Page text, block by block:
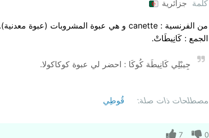
كلمة جزائرية
من الفرنسية : canette و هي عبوة المشروبات (عبوة معدنية).
الجمع : كَانِيطَاتْ.
جِيبْلِي كَانِيطَة كُوكَا : احضر لي عبوة كوكاكولا.
مصطلحات ذات صلة: قُوطِي
0
7